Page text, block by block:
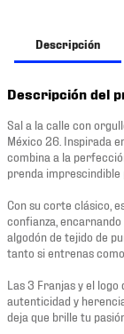
Descripción
Descripción del
Sal a la calle con
México 26. Inspirada
combina a la
prenda imprescindible
Con su corte clásico,
confianza,
algodón de tejido de
tanto si entrenas
Las 3 Franjas y el
autenticidad y
deja que brille tu